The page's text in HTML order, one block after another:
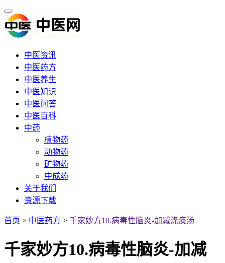
中医资讯
中医药方
中医养生
中医知识
中医问答
中医百科
中药
植物药
动物药
矿物药
中成药
关于我们
资源下载
首页 > 中医药方 > 千家妙方10.病毒性脑炎-加减涤痰汤
千家妙方10.病毒性脑炎-加减